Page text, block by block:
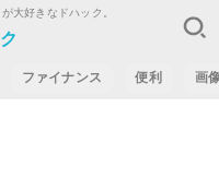
大好きなドハック。
ファイナンス 便利 画